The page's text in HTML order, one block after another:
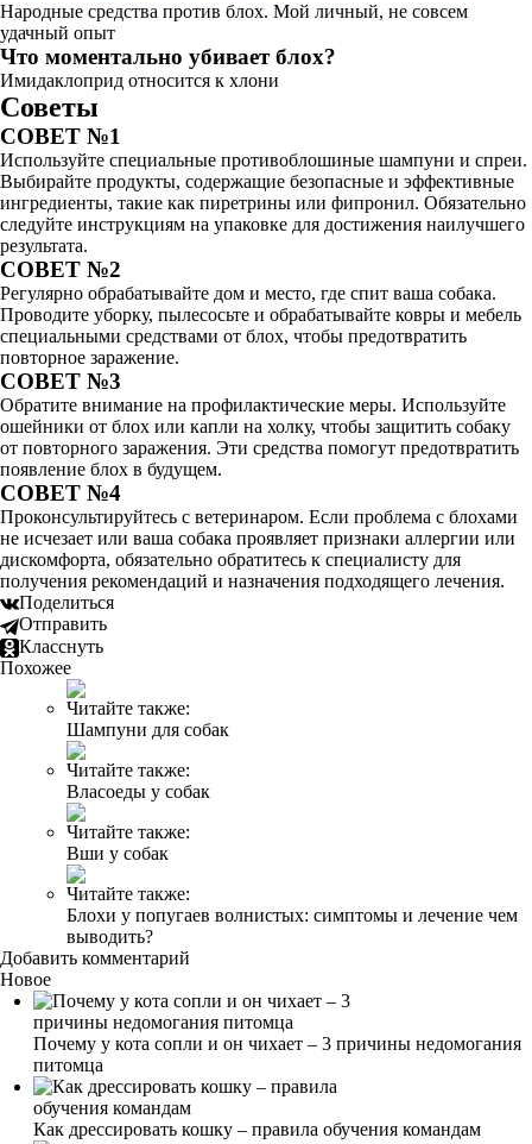
Народные средства против блох. Мой личный, не совсем
удачный опыт
Что моментально убивает блох?
Имидаклоприд относится к хлони
Советы
СОВЕТ №1
Используйте специальные противоблошиные шампуни и спреи.
Выбирайте продукты, содержащие безопасные и эффективные
ингредиенты, такие как пиретрины или фипронил. Обязательно
следуйте инструкциям на упаковке для достижения наилучшего
результата.
СОВЕТ №2
Регулярно обрабатывайте дом и место, где спит ваша собака.
Проводите уборку, пылесосьте и обрабатывайте ковры и мебель
специальными средствами от блох, чтобы предотвратить
повторное заражение.
СОВЕТ №3
Обратите внимание на профилактические меры. Используйте
ошейники от блох или капли на холку, чтобы защитить собаку
от повторного заражения. Эти средства помогут предотвратить
появление блох в будущем.
СОВЕТ №4
Проконсультируйтесь с ветеринаром. Если проблема с блохами
не исчезает или ваша собака проявляет признаки аллергии или
дискомфорта, обязательно обратитесь к специалисту для
получения рекомендаций и назначения подходящего лечения.
Поделиться
Отправить
Класснуть
Похожее
Читайте также:
Шампуни для собак
Читайте также:
Власоеды у собак
Читайте также:
Вши у собак
Читайте также:
Блохи у попугаев волнистых: симптомы и лечение чем
выводить?
Добавить комментарий
Новое
Почему у кота сопли и он чихает – 3 причины недомогания
питомца
Как дрессировать кошку – правила обучения командам